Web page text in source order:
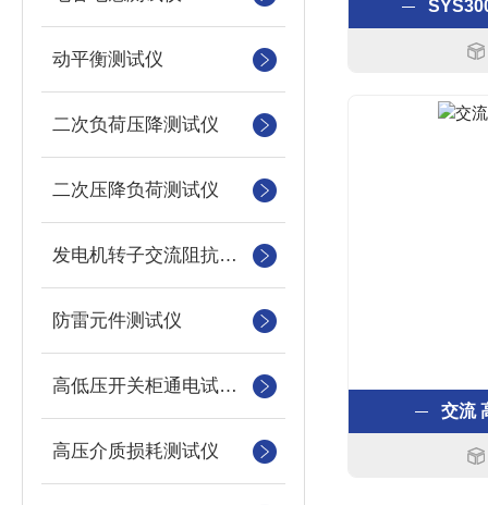
动平衡测试仪
二次负荷压降测试仪
二次压降负荷测试仪
发电机转子交流阻抗测试仪
防雷元件测试仪
高低压开关柜通电试验台
高压介质损耗测试仪
交流